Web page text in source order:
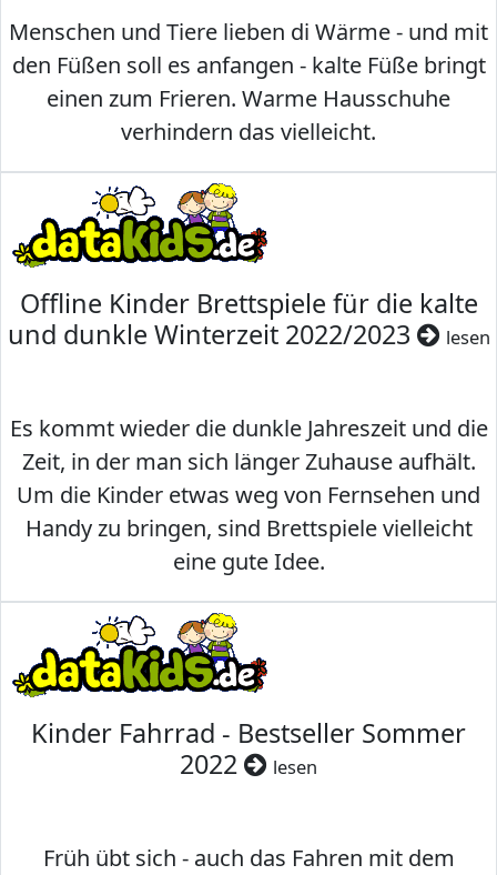
Menschen und Tiere lieben di Wärme - und mit
den Füßen soll es anfangen - kalte Füße bringt
einen zum Frieren. Warme Hausschuhe
verhindern das vielleicht.
Offline Kinder Brettspiele für die kalte
und dunkle Winterzeit 2022/2023
lesen
Es kommt wieder die dunkle Jahreszeit und die
Zeit, in der man sich länger Zuhause aufhält.
Um die Kinder etwas weg von Fernsehen und
Handy zu bringen, sind Brettspiele vielleicht
eine gute Idee.
Kinder Fahrrad - Bestseller Sommer
2022
lesen
Früh übt sich - auch das Fahren mit dem